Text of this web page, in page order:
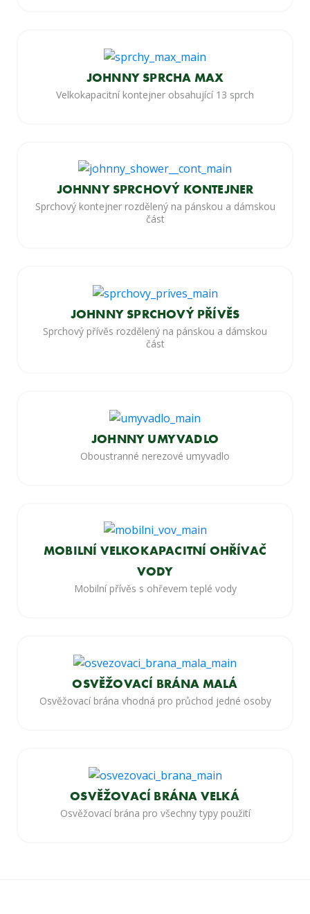
JOHNNY SPRCHA MAX
Velkokapacitní kontejner obsahující 13 sprch
JOHNNY SPRCHOVÝ KONTEJNER
Sprchový kontejner rozdělený na pánskou a dámskou
část
JOHNNY SPRCHOVÝ PŘÍVĚS
Sprchový přívěs rozdělený na pánskou a dámskou
část
JOHNNY UMYVADLO
Oboustranné nerezové umyvadlo
MOBILNÍ VELKOKAPACITNÍ OHŘÍVAČ
VODY
Mobilní přívěs s ohřevem teplé vody
OSVĚŽOVACÍ BRÁNA MALÁ
Osvěžovací brána vhodná pro průchod jedné osoby
OSVĚŽOVACÍ BRÁNA VELKÁ
Osvěžovací brána pro všechny typy použití